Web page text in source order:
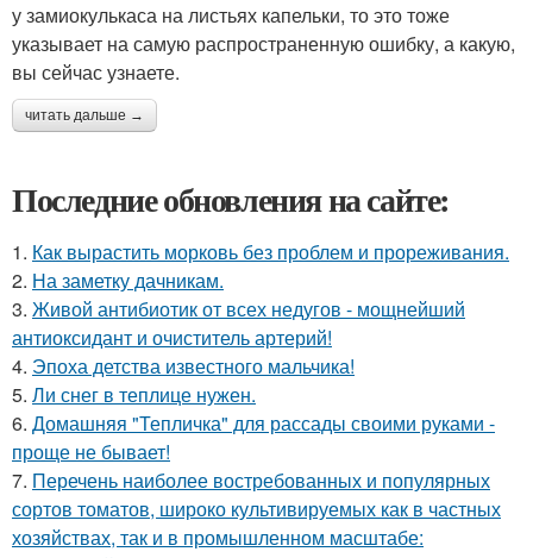
у замиокулькаса на листьях капельки, то это тоже
указывает на самую распространенную ошибку, а какую,
вы сейчас узнаете.
читать дальше →
Последние обновления на сайте:
1. Как вырастить морковь без проблем и прореживания.
2. На заметку дачникам.
3. Живой антибиотик от всех недугов - мощнейший
антиоксидант и очиститель артерий!
4. Эпоха детства известного мальчика!
5. Ли снег в теплице нужен.
6. Домашняя "Тепличка" для рассады своими руками -
проще не бывает!
7. Перечень наиболее востребованных и популярных
сортов томатов, широко культивируемых как в частных
хозяйствах, так и в промышленном масштабе: